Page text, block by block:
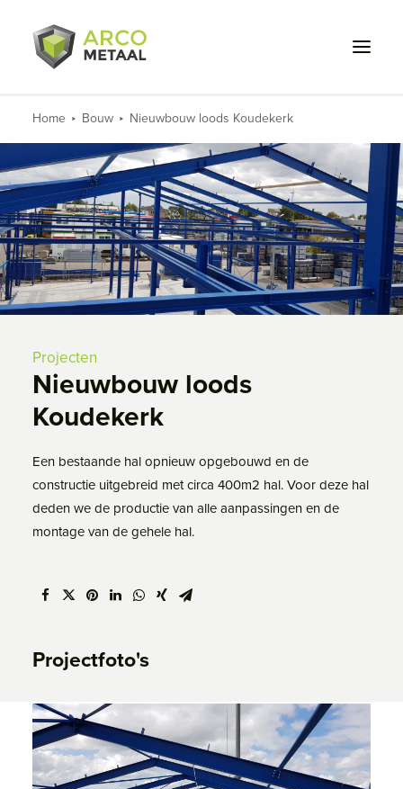
Wat we doen
Voor wie
Projecten
Over ons
Werken bij
Home Bouw Nieuwbouw loods Koudekerk
Projecten
Nieuwbouw loods
Koudekerk
Een bestaande hal opnieuw opgebouwd en de
constructie uitgebreid met circa 400m2 hal. Voor deze hal
deden we de productie van alle aanpassingen en de
montage van de gehele hal.
Projectfoto's